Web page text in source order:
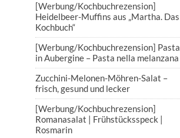
[Werbung/Kochbuchrezension]
Heidelbeer-Muffins aus „Martha. Das
Kochbuch“
[Werbung/Kochbuchrezension] Pasta
in Aubergine – Pasta nella melanzana
Zucchini-Melonen-Möhren-Salat –
frisch, gesund und lecker
[Werbung/Kochbuchrezension]
Romanasalat | Frühstücksspeck |
Rosmarin